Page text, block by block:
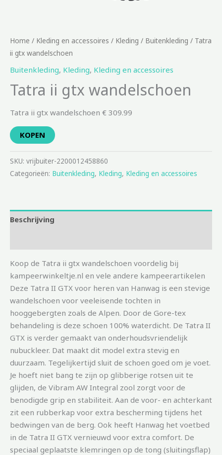
Home / Kleding en accessoires / Kleding / Buitenkleding / Tatra
ii gtx wandelschoen
Buitenkleding, Kleding, Kleding en accessoires
Tatra ii gtx wandelschoen
Tatra ii gtx wandelschoen € 309.99
KOPEN
SKU: vrijbuiter-2200012458860
Categorieën: Buitenkleding, Kleding, Kleding en accessoires
Beschrijving
Koop de Tatra ii gtx wandelschoen voordelig bij
kampeerwinkeltje.nl en vele andere kampeerartikelen
Deze Tatra II GTX voor heren van Hanwag is een stevige
wandelschoen voor veeleisende tochten in
hooggebergten zoals de Alpen. Door de Gore-tex
behandeling is deze schoen 100% waterdicht. De Tatra II
GTX is verder gemaakt van onderhoudsvriendelijk
nubuckleer. Dat maakt dit model extra stevig en
duurzaam. Tegelijkertijd sluit de schoen goed om je voet.
Je hoeft niet bang te zijn op glibberige rotsen uit te
glijden, de Vibram AW Integral zool zorgt voor de
benodigde grip en stabiliteit. Aan de voor- en achterkant
zit een rubberkap voor extra bescherming tijdens het
bedwingen van de berg. Ook heeft Hanwag het voetbed
in de Tatra II GTX vernieuwd voor extra comfort. De
speciaal geplaatste klemringen op de tong (sluitingsflap)